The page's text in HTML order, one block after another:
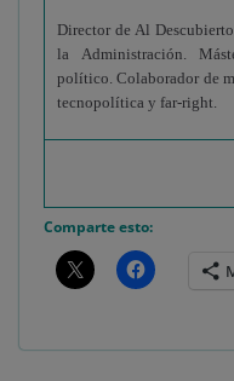
Director de Al
la Administración.
político. Colaborador de
tecnopolítica y far-right.
Comparte esto: